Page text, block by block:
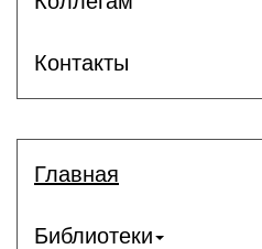
Контакты
Главная
Библиотеки